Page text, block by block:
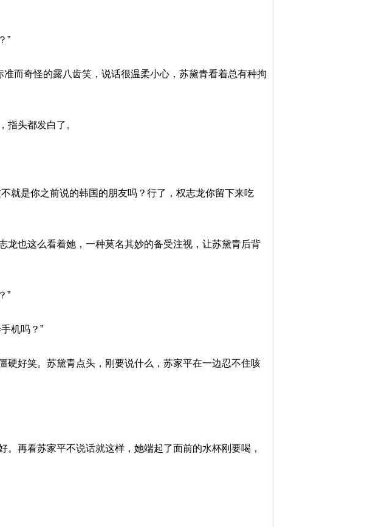
”
而奇怪的露八齿笑，说话很温柔小心，苏黛青看着总有种拘
指头都发白了。
就是你之前说的韩国的朋友吗？行了，权志龙你留下来吃
龙也这么看着她，一种莫名其妙的备受注视，让苏黛青后背
”
机吗？”
硬好笑。苏黛青点头，刚要说什么，苏家平在一边忍不住咳
再看苏家平不说话就这样，她端起了面前的水杯刚要喝，